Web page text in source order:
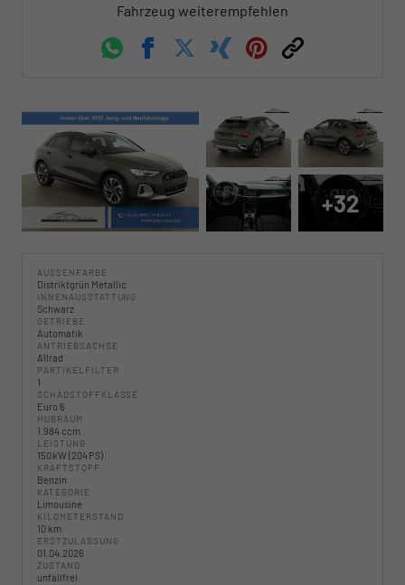
Fahrzeug weiterempfehlen
WhatsappFacebookTwitterXing PinterestLink
+32
AUSSENFARBE
Distriktgrün Metallic
INNENAUSSTATTUNG
Schwarz
GETRIEBE
Automatik
ANTRIEBSACHSE
Allrad
PARTIKELFILTER
1
SCHADSTOFFKLASSE
Euro 6
HUBRAUM
1.984 ccm
LEISTUNG
150 kW (204 PS)
KRAFTSTOFF
Benzin
KATEGORIE
Limousine
KILOMETERSTAND
10 km
ERSTZULASSUNG
01.04.2026
ZUSTAND
unfallfrei